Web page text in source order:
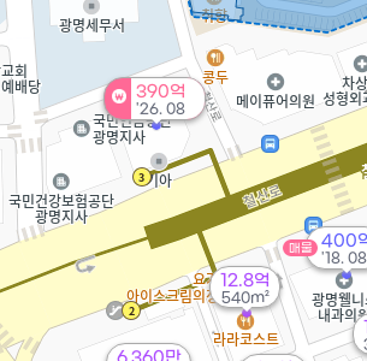
390억
'26. 08
400
'18. 08
매물
6,360만
12.8억
540m²